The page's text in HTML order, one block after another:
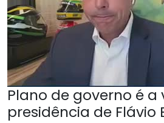
Plano de governo é a
presidência de Flávio